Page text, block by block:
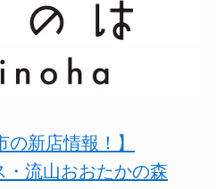
の新店情報！】
・流山おおたかの森